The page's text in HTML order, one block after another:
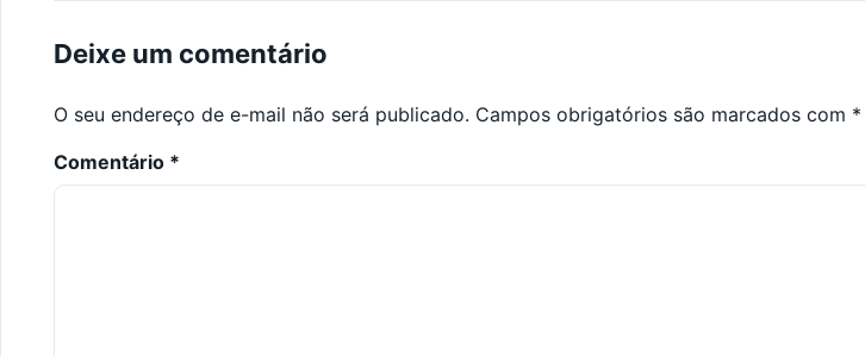
Deixe um comentário
O seu endereço de e-mail não será publicado. Campos obrigatórios são marcados com *
Comentário *